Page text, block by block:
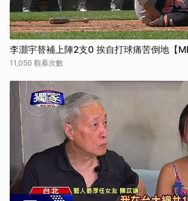
李灝宇替補上陣2支0 挨自打球痛苦倒地【
11,050 觀看次數